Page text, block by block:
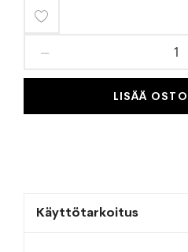
toivelistaan
LISÄÄ
Käyttötarkoitus